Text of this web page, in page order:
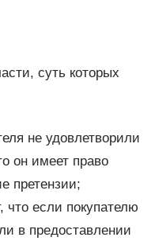
суть которых
не удовлетворили
он имеет право
претензии;
что если покупателю
в предоставлении